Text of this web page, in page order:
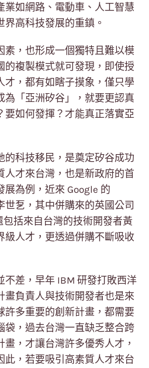
業如網路、電動車、人工智慧
高科技發展的重鎮。
素，也形成一個獨特且難以模
的複製模式就可發現，即使授
才，都有如瞎子摸象，僅只學
為「亞洲矽谷」，就要更認真
要如何發揮？才能真正落實亞
的科技移民，是奠定矽谷成功
人才來台灣，也是新政府的首
為例，近來 Google 的
世乭，其中併購來的英國公司
括來自台灣的技術開發者黃
級人才，更透過併購不斷吸收
不差，早年 IBM 研發打敗西洋
畫負責人與技術開發者也是來
許多重要的創新計畫，都需要
袋，過去台灣一直缺乏整合跨
，才讓台灣許多優秀人才，
此，若要吸引高素質人才來台